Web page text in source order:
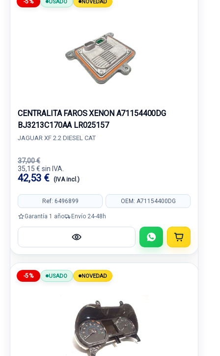
-5% USADO NOVEDAD
CENTRALITA FAROS XENON A71154400DG
BJ3213C170AA LR025157
JAGUAR XF 2.2 DIESEL CAT
37,00 €
35,15 € sin IVA.
42,53 € (IVA incl.)
Ref: 6496899 OEM: A71154400DG
Garantía 1 año Envío 24-48h
-5% USADO NOVEDAD